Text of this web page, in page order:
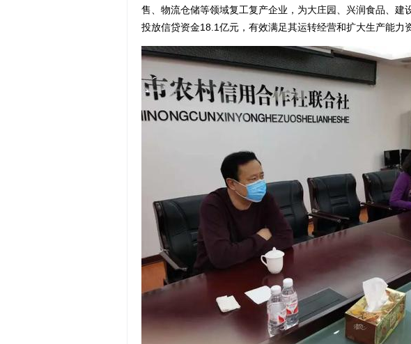
售、物流仓储等领域复工复产企业，为大庄园、兴润食品、建
投放信贷资金18.1亿元，有效满足其运转经营和扩大生产能力